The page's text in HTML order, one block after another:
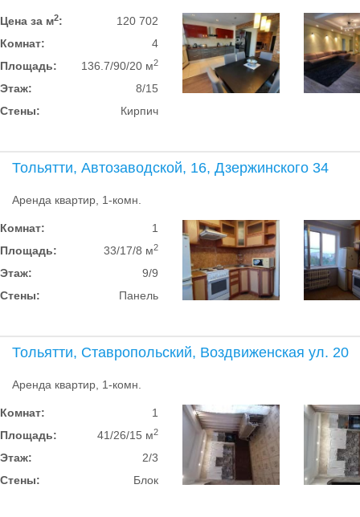
Цена за м2:
120 702
Комнат:
4
Площадь:
136.7/90/20 м2
Этаж:
8/15
Стены:
Кирпич
Тольятти, Автозаводской, 16, Дзержинского 34
Аренда квартир, 1-комн.
Комнат:
1
Площадь:
33/17/8 м2
Этаж:
9/9
Стены:
Панель
Тольятти, Ставропольский, Воздвиженская ул. 20
Аренда квартир, 1-комн.
Комнат:
1
Площадь:
41/26/15 м2
Этаж:
2/3
Стены:
Блок